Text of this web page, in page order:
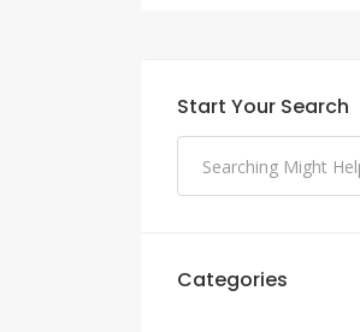
Start Your Search
Categories